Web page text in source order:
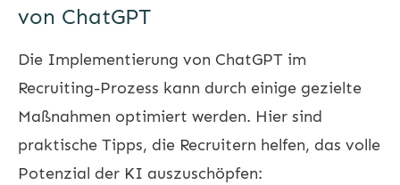
von ChatGPT
Die Implementierung von ChatGPT im
Recruiting-Prozess kann durch einige gezielte
Maßnahmen optimiert werden. Hier sind
praktische Tipps, die Recruitern helfen, das volle
Potenzial der KI auszuschöpfen: